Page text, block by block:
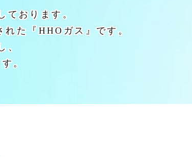
ております。
た『HHOガス』です。
、
。